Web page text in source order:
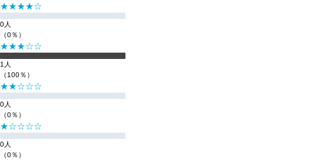
★★★★☆
0人
（0％）
★★★☆☆
1人
（100％）
★★☆☆☆
0人
（0％）
★☆☆☆☆
0人
（0％）